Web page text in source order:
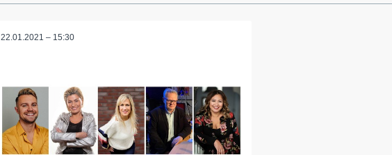
22.01.2021 – 15:30